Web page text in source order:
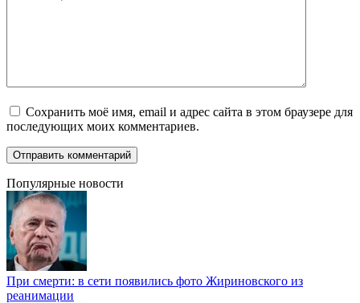
Сохранить моё имя, email и адрес сайта в этом браузере для
последующих моих комментариев.
Популярные новости
При смерти: в сети появились фото Жириновского из
реанимации